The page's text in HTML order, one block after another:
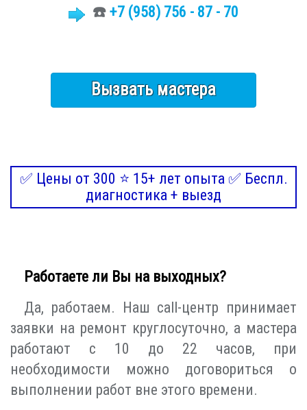
☎️ +7 (958) 756 - 87 - 70
Вызвать мастера
✅ Цены от 300 ⭐ 15+ лет опыта ✅ Беспл.
диагностика + выезд
Работаете ли Вы на выходных?
Да, работаем. Наш call-центр принимает
заявки на ремонт круглосуточно, а мастера
работают с 10 до 22 часов, при
необходимости можно договориться о
выполнении работ вне этого времени.